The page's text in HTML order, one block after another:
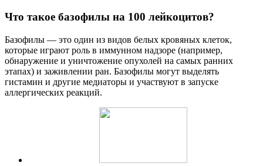
Что такое базофилы на 100 лейкоцитов?
Базофилы — это один из видов белых кровяных клеток,
которые играют роль в иммунном надзоре (например,
обнаружение и уничтожение опухолей на самых ранних
этапах) и заживлении ран. Базофилы могут выделять
гистамин и другие медиаторы и участвуют в запуске
аллергических реакций.